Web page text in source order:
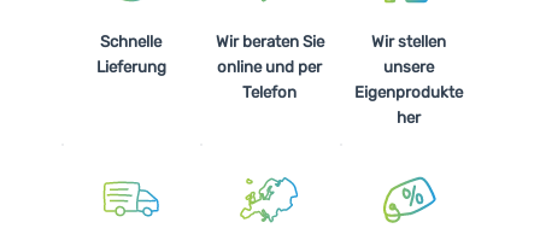
Schnelle
Lieferung
Wir beraten Sie
online und per
Telefon
Wir stellen
unsere
Eigenprodukte
her